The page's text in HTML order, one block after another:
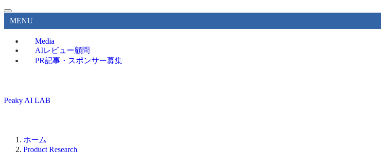
MENU
Media
AIレビュー顧問
PR記事・スポンサー募集
Peaky AI LAB
ホーム
Product Research